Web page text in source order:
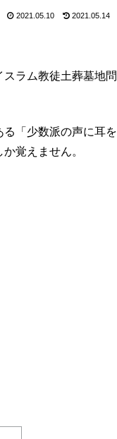
2021.05.10 2021.05.14
ラム教徒土葬墓地問
「少数派の声に耳を
覚えません。